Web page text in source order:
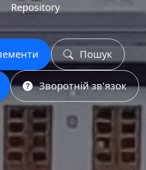
Repository
Пошук
Зворотній зв'язок